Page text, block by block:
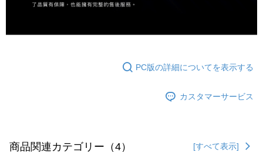
PC版の詳細についてを表示する
カスタマーサービス
商品関連カテゴリー（4） [すべて表示]